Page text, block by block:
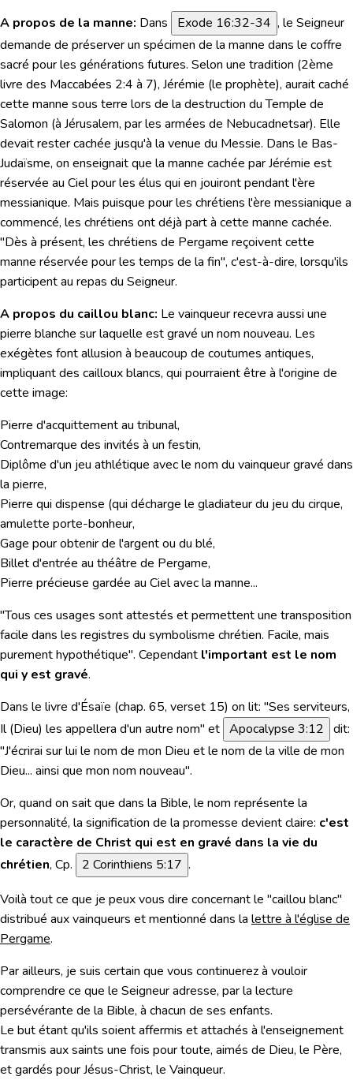
A propos de la manne: Dans Exode 16:32-34 , le Seigneur
demande de préserver un spécimen de la manne dans le coffre
sacré pour les générations futures. Selon une tradition (2ème
livre des Maccabées 2:4 à 7), Jérémie (le prophète), aurait caché
cette manne sous terre lors de la destruction du Temple de
Salomon (à Jérusalem, par les armées de Nebucadnetsar). Elle
devait rester cachée jusqu'à la venue du Messie. Dans le Bas-
Judaïsme, on enseignait que la manne cachée par Jérémie est
réservée au Ciel pour les élus qui en jouiront pendant l'ère
messianique. Mais puisque pour les chrétiens l'ère messianique a
commencé, les chrétiens ont déjà part à cette manne cachée.
"Dès à présent, les chrétiens de Pergame reçoivent cette
manne réservée pour les temps de la fin", c'est-à-dire, lorsqu'ils
participent au repas du Seigneur.
A propos du caillou blanc: Le vainqueur recevra aussi une
pierre blanche sur laquelle est gravé un nom nouveau. Les
exégètes font allusion à beaucoup de coutumes antiques,
impliquant des cailloux blancs, qui pourraient être à l'origine de
cette image:
Pierre d'acquittement au tribunal,
Contremarque des invités à un festin,
Diplôme d'un jeu athlétique avec le nom du vainqueur gravé dans
la pierre,
Pierre qui dispense (qui décharge le gladiateur du jeu du cirque,
amulette porte-bonheur,
Gage pour obtenir de l'argent ou du blé,
Billet d'entrée au théâtre de Pergame,
Pierre précieuse gardée au Ciel avec la manne...
"Tous ces usages sont attestés et permettent une transposition
facile dans les registres du symbolisme chrétien. Facile, mais
purement hypothétique". Cependant l'important est le nom
qui y est gravé.
Dans le livre d'Ésaïe (chap. 65, verset 15) on lit: "Ses serviteurs,
Il (Dieu) les appellera d'un autre nom" et Apocalypse 3:12 dit:
"J'écrirai sur lui le nom de mon Dieu et le nom de la ville de mon
Dieu... ainsi que mon nom nouveau".
Or, quand on sait que dans la Bible, le nom représente la
personnalité, la signification de la promesse devient claire: c'est
le caractère de Christ qui est en gravé dans la vie du
chrétien, Cp. 2 Corinthiens 5:17 .
Voilà tout ce que je peux vous dire concernant le "caillou blanc"
distribué aux vainqueurs et mentionné dans la lettre à l'église de
Pergame.
Par ailleurs, je suis certain que vous continuerez à vouloir
comprendre ce que le Seigneur adresse, par la lecture
persévérante de la Bible, à chacun de ses enfants.
Le but étant qu'ils soient affermis et attachés à l'enseignement
transmis aux saints une fois pour toute, aimés de Dieu, le Père,
et gardés pour Jésus-Christ, le Vainqueur.